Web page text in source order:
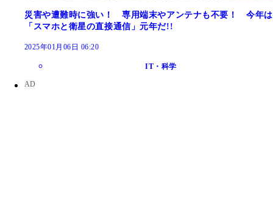
災害や遭難時に強い！ 専用端末やアンテナも不要！ 今年は
「スマホと衛星の直接通信」元年だ!!
2025年01月06日 06:20
IT・科学